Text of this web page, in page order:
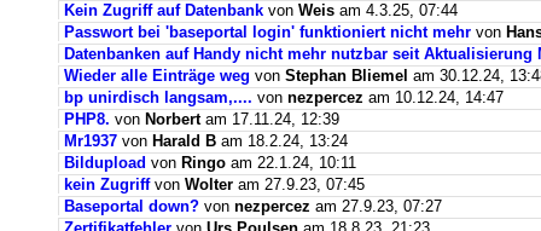
Kein Zugriff auf Datenbank von Weis am 4.3.25, 07:44
Passwort bei 'baseportal login' funktioniert nicht mehr von
Datenbanken auf Handy nicht mehr nutzbar seit Aktualisierung
Wieder alle Einträge weg von Stephan Bliemel am 30.12.24,
bp unirdisch langsam,.... von nezpercez am 10.12.24, 14:47
PHP8. von Norbertam 17.11.24, 12:39
Mr1937 von Harald B am 18.2.24, 13:24
Bildupload von Ringo am 22.1.24, 10:11
kein Zugriffvon Wolter am 27.9.23, 07:45
Baseportal down? von nezpercez am 27.9.23, 07:27